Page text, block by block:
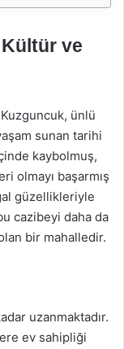
ve
Kuzguncuk, ünlü
sunan tarihi
kaybolmuş,
olmayı başarmış
güzellikleriyle
cazibeyi daha da
bir mahalledir.
uzanmaktadır.
ev sahipliği